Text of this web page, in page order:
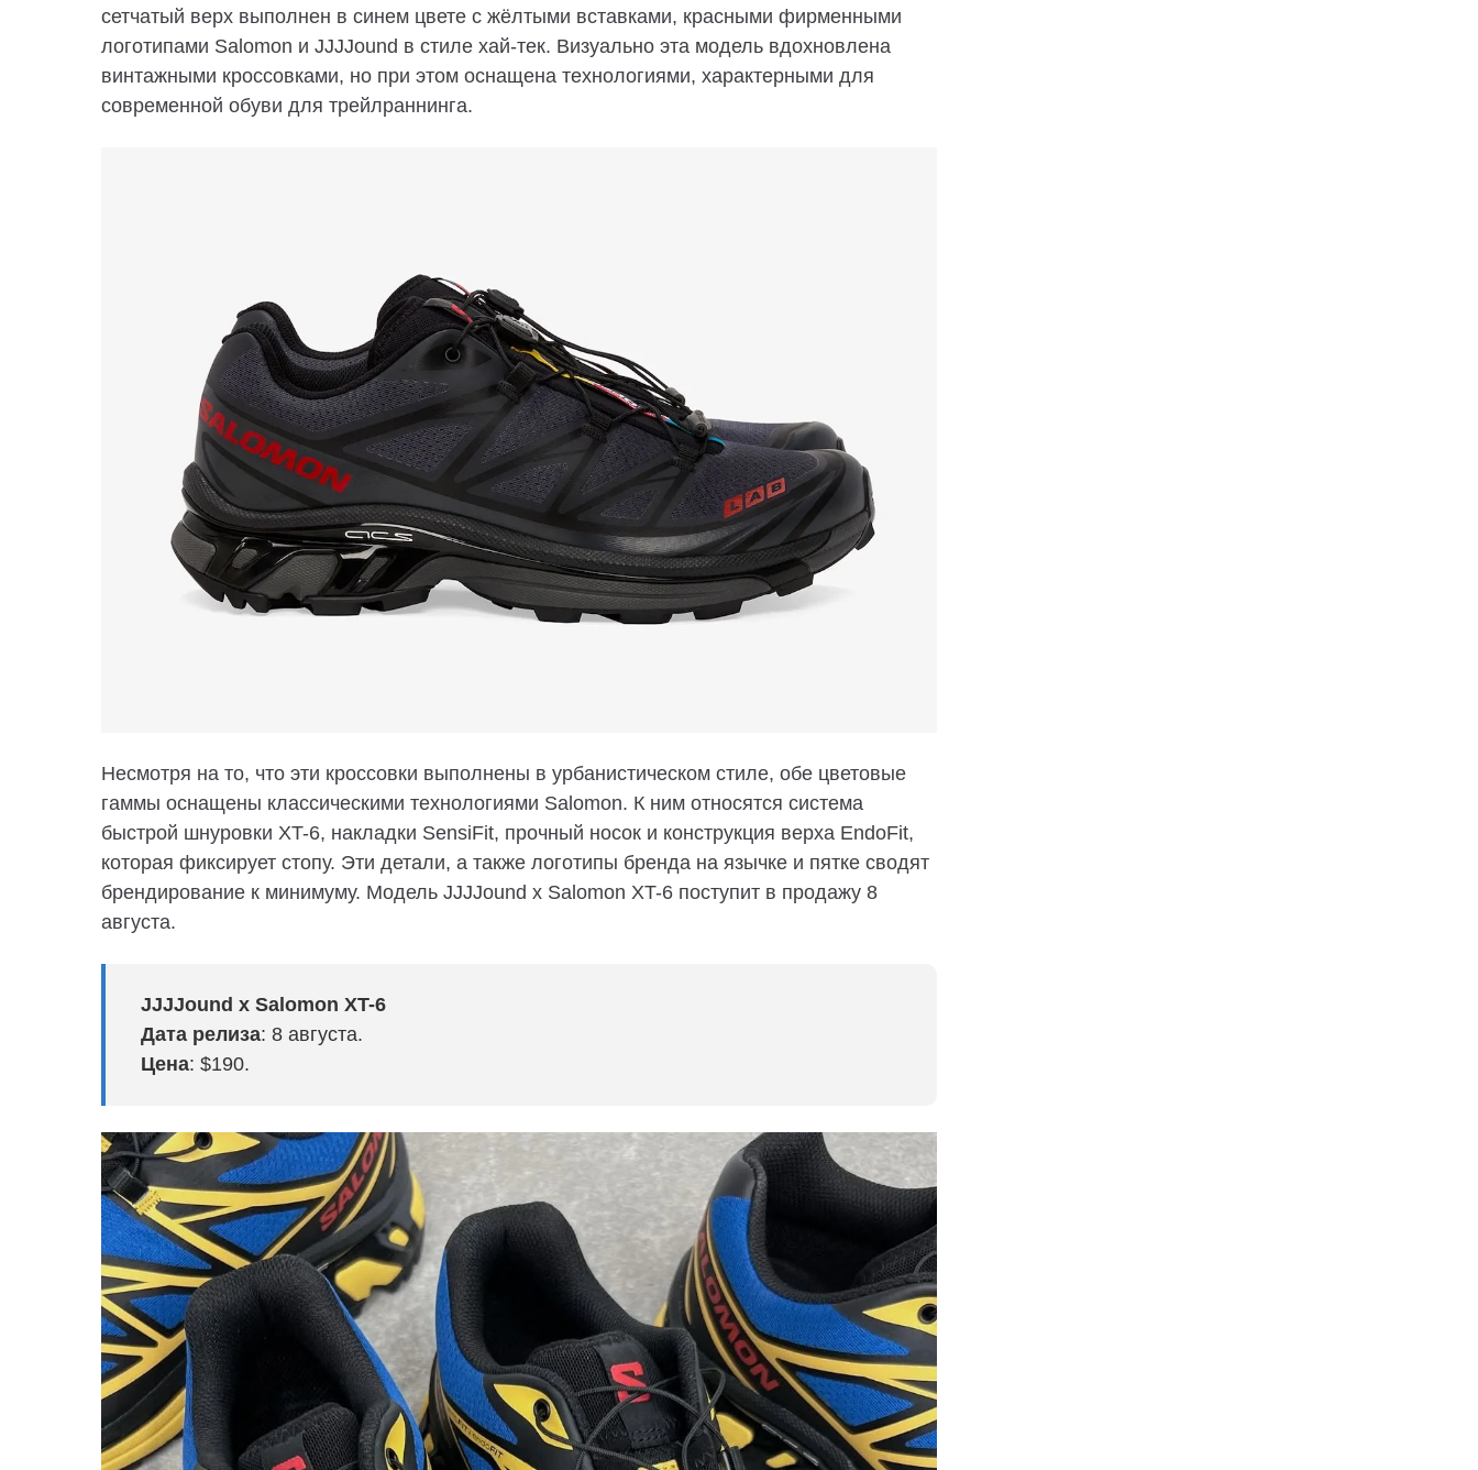
сетчатый верх выполнен в синем цвете с жёлтыми вставками, красными фирменными
логотипами Salomon и JJJJound в стиле хай-тек. Визуально эта модель вдохновлена
винтажными кроссовками, но при этом оснащена технологиями, характерными для
современной обуви для трейлраннинга.
Несмотря на то, что эти кроссовки выполнены в урбанистическом стиле, обе цветовые
гаммы оснащены классическими технологиями Salomon. К ним относятся система
быстрой шнуровки XT-6, накладки SensiFit, прочный носок и конструкция верха EndoFit,
которая фиксирует стопу. Эти детали, а также логотипы бренда на язычке и пятке сводят
брендирование к минимуму. Модель JJJJound x Salomon XT-6 поступит в продажу 8
августа.
JJJJound x Salomon XT-6
Дата релиза: 8 августа.
Цена: $190.